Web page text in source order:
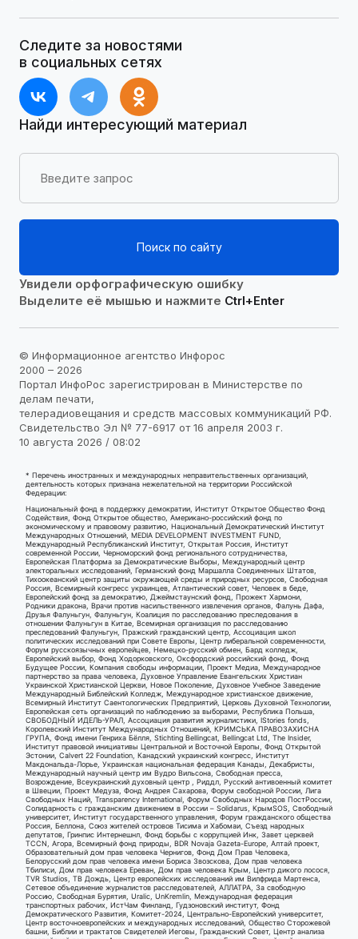
Следите за новостями
в социальных сетях
Найди интересующий материал
Поиск по сайту
Увидели орфографическую ошибку
Выделите её мышью и нажмите Ctrl+Enter
© Информационное агентство Инфорос
2000 – 2026
Портал ИнфоРос зарегистрирован в Министерстве по
делам печати,
телерадиовещания и средств массовых коммуникаций РФ.
Свидетельство Эл № 77-6917 от 16 апреля 2003 г.
10 августа 2026 / 08:02